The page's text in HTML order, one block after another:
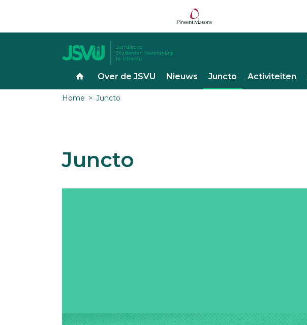
Over de JSVU Nieuws Juncto Activiteiten
Home Juncto
Juncto